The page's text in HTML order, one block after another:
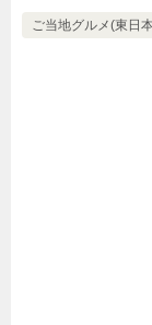
ご当地グルメ(東日